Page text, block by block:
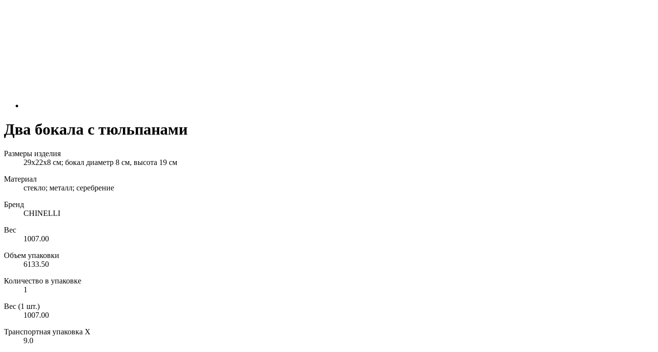
Два бокала с тюльпанами
Размеры изделия
29х22x8 см; бокал диаметр 8 см, высота 19 см
Материал
стекло; металл; серебрение
Бренд
CHINELLI
Вес
1007.00
Объем упаковки
6133.50
Количество в упаковке
1
Вес (1 шт.)
1007.00
Транспортная упаковка X
9.0